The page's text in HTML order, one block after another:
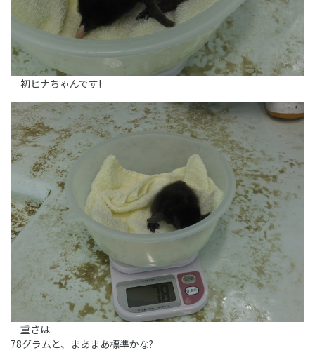
初ヒナちゃんです!
重さは
78グラムと、まあまあ標準かな?